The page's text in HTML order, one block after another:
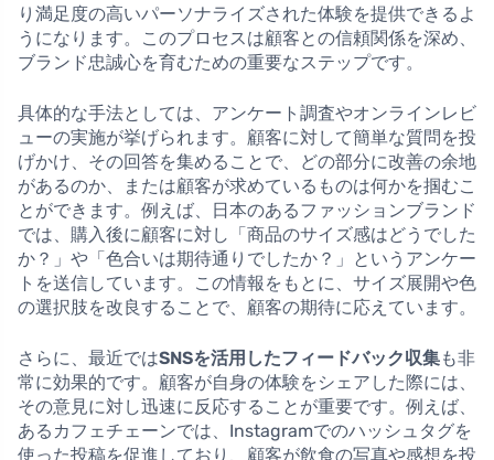
り満足度の高いパーソナライズされた体験を提供できるよ
うになります。このプロセスは顧客との信頼関係を深め、
ブランド忠誠心を育むための重要なステップです。
具体的な手法としては、アンケート調査やオンラインレビ
ューの実施が挙げられます。顧客に対して簡単な質問を投
げかけ、その回答を集めることで、どの部分に改善の余地
があるのか、または顧客が求めているものは何かを掴むこ
とができます。例えば、日本のあるファッションブランド
では、購入後に顧客に対し「商品のサイズ感はどうでした
か？」や「色合いは期待通りでしたか？」というアンケー
トを送信しています。この情報をもとに、サイズ展開や色
の選択肢を改良することで、顧客の期待に応えています。
さらに、最近ではSNSを活用したフィードバック収集も非
常に効果的です。顧客が自身の体験をシェアした際には、
その意見に対し迅速に反応することが重要です。例えば、
あるカフェチェーンでは、Instagramでのハッシュタグを
使った投稿を促進しており、顧客が飲食の写真や感想を投